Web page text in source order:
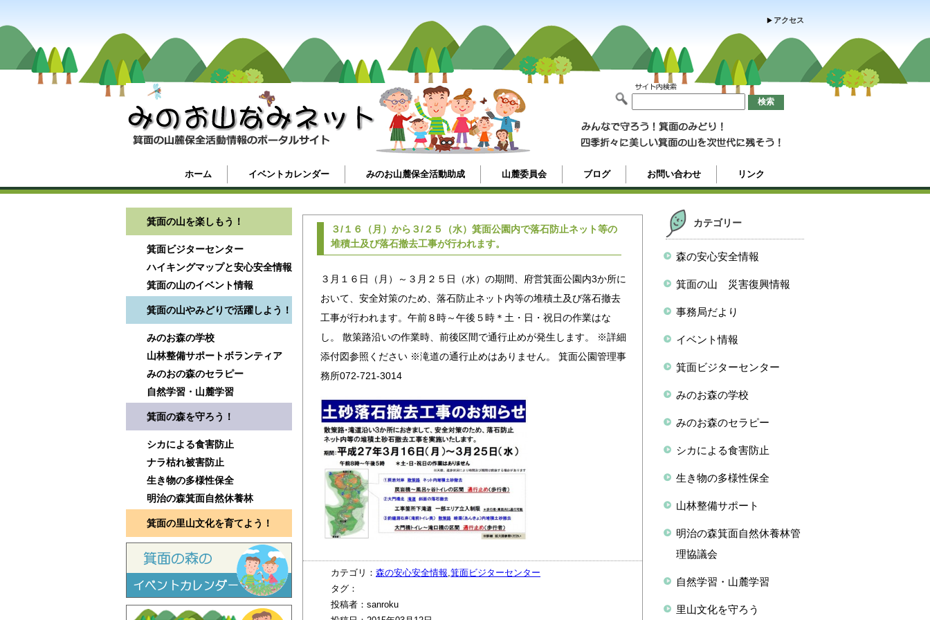
アクセス
ホーム イベントカレンダー みのお山麓保全活動助成 山麓委員会 ブログ お問い合わせ リンク
箕面の山を楽しもう！
箕面ビジターセンター
ハイキングマップと安心安全情報
箕面の山のイベント情報
箕面の山やみどりで活躍しよう！
みのお森の学校
山林整備サポートボランティア
みのおの森のセラピー
自然学習・山麓学習
箕面の森を守ろう！
シカによる食害防止
ナラ枯れ被害防止
生き物の多様性保全
明治の森箕面自然休養林
箕面の里山文化を育てよう！
３/１６（月）から３/２５（水）箕面公園内で落石防止ネット等の
堆積土及び落石撤去工事が行われます。
３月１６日（月）～３月２５日（水）の期間、府営箕面公園内3か所に
おいて、安全対策のため、落石防止ネット内等の堆積土及び落石撤去
工事が行われます。午前８時～午後５時＊土・日・祝日の作業はな
し。 散策路沿いの作業時、前後区間で通行止めが発生します。 ※詳細
添付図参照ください ※滝道の通行止めはありません。 箕面公園管理事
務所072-721-3014
カテゴリ： 森の安心安全情報 箕面ビジターセンター
タグ：
投稿者：sanroku
カテゴリー
森の安心安全情報
箕面の山 災害復興情報
事務局だより
イベント情報
箕面ビジターセンター
みのお森の学校
みのお森のセラピー
シカによる食害防止
生き物の多様性保全
山林整備サポート
明治の森箕面自然休養林管
理協議会
自然学習・山麓学習
里山文化を守ろう